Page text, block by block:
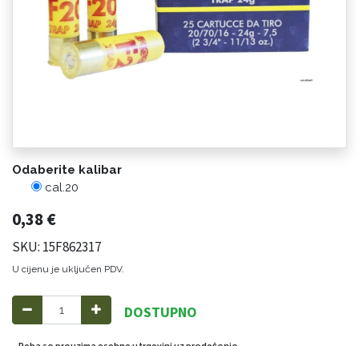
Odaberite kalibar
cal.20
0,38€
SKU: 15F862317
U cijenu je uključen PDV.
DOSTUPNO